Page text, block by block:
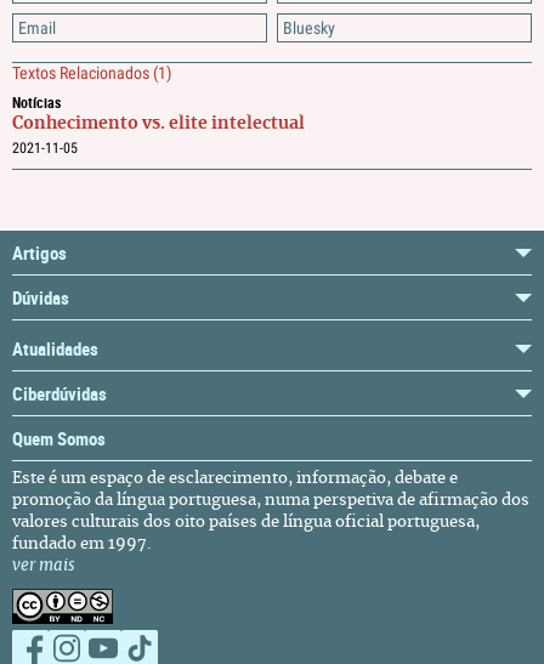
Email
Bluesky
Textos Relacionados (1)
Notícias
Conhecimento vs. elite intelectual
2021-11-05
Artigos
Dúvidas
Atualidades
Ciberdúvidas
Quem Somos
Este é um espaço de esclarecimento, informação, debate e
promoção da língua portuguesa, numa perspetiva de afirmação dos
valores culturais dos oito países de língua oficial portuguesa,
fundado em 1997.
ver mais